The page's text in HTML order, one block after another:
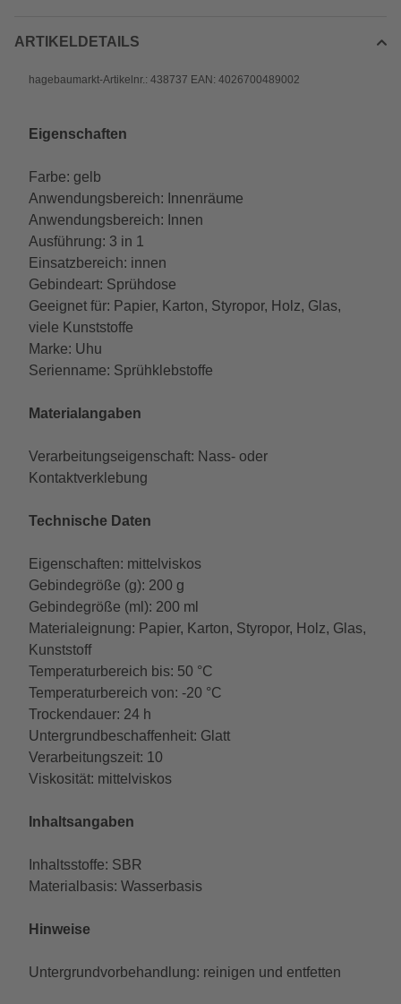
ARTIKELDETAILS
hagebaumarkt-Artikelnr.: 438737 EAN: 4026700489002
Eigenschaften
Farbe: gelb
Anwendungsbereich: Innenräume
Anwendungsbereich: Innen
Ausführung: 3 in 1
Einsatzbereich: innen
Gebindeart: Sprühdose
Geeignet für: Papier, Karton, Styropor, Holz, Glas,
viele Kunststoffe
Marke: Uhu
Serienname: Sprühklebstoffe
Materialangaben
Verarbeitungseigenschaft: Nass- oder
Kontaktverklebung
Technische Daten
Eigenschaften: mittelviskos
Gebindegröße (g): 200 g
Gebindegröße (ml): 200 ml
Materialeignung: Papier, Karton, Styropor, Holz, Glas,
Kunststoff
Temperaturbereich bis: 50 °C
Temperaturbereich von: -20 °C
Trockendauer: 24 h
Untergrundbeschaffenheit: Glatt
Verarbeitungszeit: 10
Viskosität: mittelviskos
Inhaltsangaben
Inhaltsstoffe: SBR
Materialbasis: Wasserbasis
Hinweise
Untergrundvorbehandlung: reinigen und entfetten